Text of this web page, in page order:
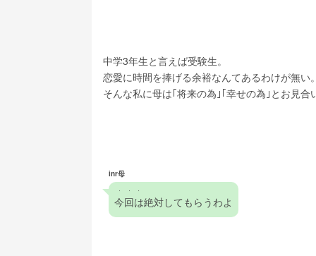
中学3年生と言えば受験生。
恋愛に時間を捧げる余裕なんてあるわけが無い。
そんな私に母は｢将来の為｣｢幸せの為｣とお見合
inr母
今回は
・・・
絶対してもらうわよ